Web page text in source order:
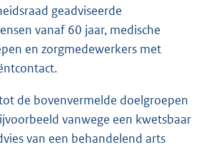
geadviseerde
vanaf 60 jaar, medische
en zorgmedewerkers met
de bovenvermelde doelgroepen
vanwege een kwetsbaar
van een behandelend arts